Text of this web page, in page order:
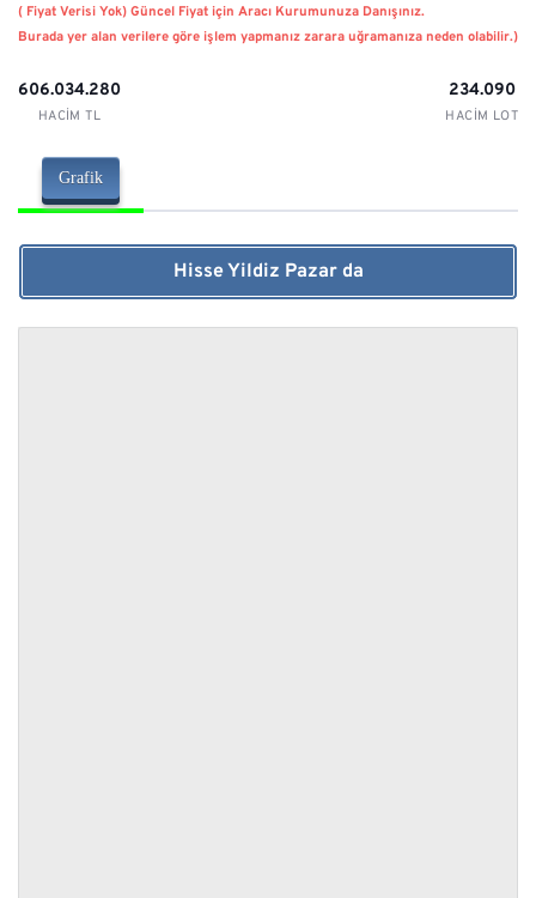
( Fiyat Verisi Yok) Güncel Fiyat için Aracı Kurumunuza Danışınız.
Burada yer alan verilere göre işlem yapmanız zarara uğramanıza neden olabilir.)
606.034.280
HACIM TL
234.090
HACIM LOT
Grafik
Hisse Yildiz Pazar da